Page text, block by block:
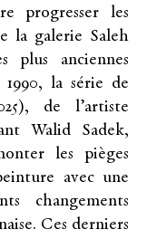
progresser les
la galerie Saleh
plus anciennes
la série de
de l’artiste
Walid Sadek,
les pièges
avec une
changements
Ces derniers